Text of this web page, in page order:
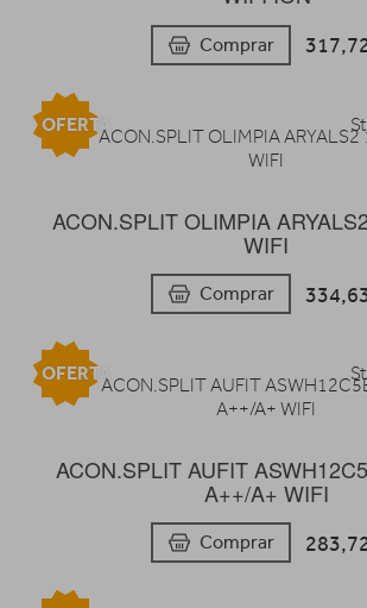
Comprar
ACON.SPLIT OLIMPIA
WIFI
Comprar
OFERTA
ACON.SPLIT AUFIT
A++/A+ WIFI
Comprar
OFERTA